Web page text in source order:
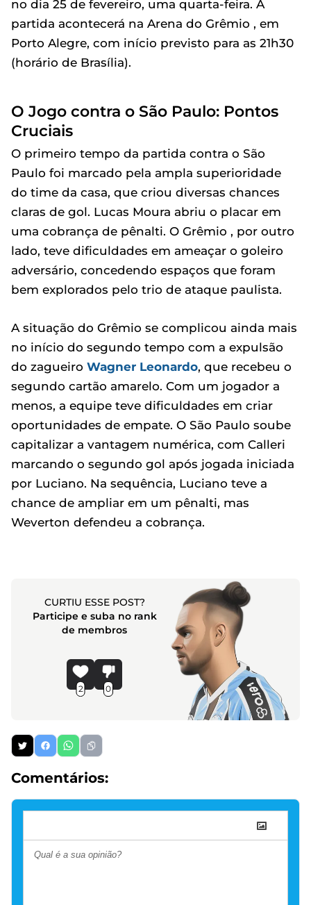
no dia 25 de fevereiro, uma quarta-feira. A
partida acontecerá na Arena do Grêmio , em
Porto Alegre, com início previsto para as 21h30
(horário de Brasília).
O Jogo contra o São Paulo: Pontos
Cruciais
O primeiro tempo da partida contra o São
Paulo foi marcado pela ampla superioridade
do time da casa, que criou diversas chances
claras de gol. Lucas Moura abriu o placar em
uma cobrança de pênalti. O Grêmio , por outro
lado, teve dificuldades em ameaçar o goleiro
adversário, concedendo espaços que foram
bem explorados pelo trio de ataque paulista.
A situação do Grêmio se complicou ainda mais
no início do segundo tempo com a expulsão
do zagueiro Wagner Leonardo, que recebeu o
segundo cartão amarelo. Com um jogador a
menos, a equipe teve dificuldades em criar
oportunidades de empate. O São Paulo soube
capitalizar a vantagem numérica, com Calleri
marcando o segundo gol após jogada iniciada
por Luciano. Na sequência, Luciano teve a
chance de ampliar em um pênalti, mas
Weverton defendeu a cobrança.
CURTIU ESSE POST?
Participe e suba no rank
de membros
2 0
Comentários: